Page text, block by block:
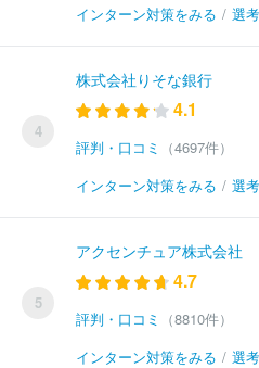
インターン対策をみる / 選
4
株式会社りそな銀行
4.1
評判・口コミ
（4697件）
インターン対策をみる / 選
5
アクセンチュア株式会社
4.7
評判・口コミ
（8810件）
インターン対策をみる / 選